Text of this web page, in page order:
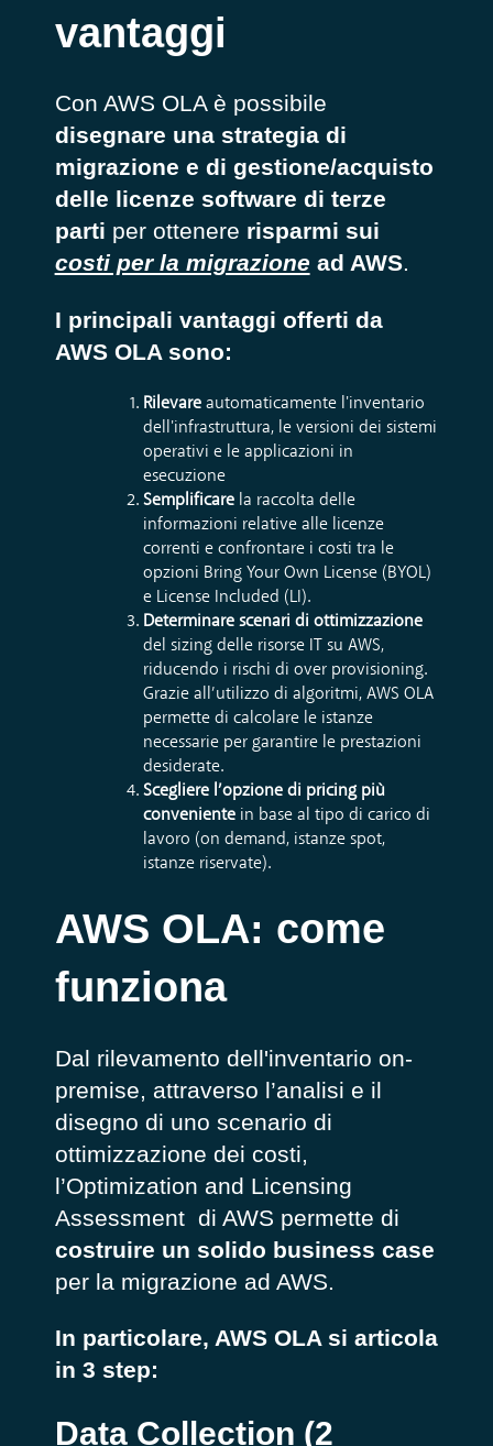
vantaggi
Con AWS OLA è possibile
disegnare una strategia di
migrazione e di gestione/acquisto
delle licenze software di terze
parti per ottenere risparmi sui
costi per la migrazione ad AWS.
I principali vantaggi offerti da
AWS OLA sono:
Rilevare automaticamente l'inventario
dell'infrastruttura, le versioni dei sistemi
operativi e le applicazioni in
esecuzione
Semplificare la raccolta delle
informazioni relative alle licenze
correnti e confrontare i costi tra le
opzioni Bring Your Own License (BYOL)
e License Included (LI).
Determinare scenari di ottimizzazione
del sizing delle risorse IT su AWS,
riducendo i rischi di over provisioning.
Grazie all’utilizzo di algoritmi, AWS OLA
permette di calcolare le istanze
necessarie per garantire le prestazioni
desiderate.
Scegliere l’opzione di pricing più
conveniente in base al tipo di carico di
lavoro (on demand, istanze spot,
istanze riservate).
AWS OLA: come
funziona
Dal rilevamento dell'inventario on-
premise, attraverso l’analisi e il
disegno di uno scenario di
ottimizzazione dei costi,
l’Optimization and Licensing
Assessment di AWS permette di
costruire un solido business case
per la migrazione ad AWS.
In particolare, AWS OLA si articola
in 3 step:
Data Collection (2